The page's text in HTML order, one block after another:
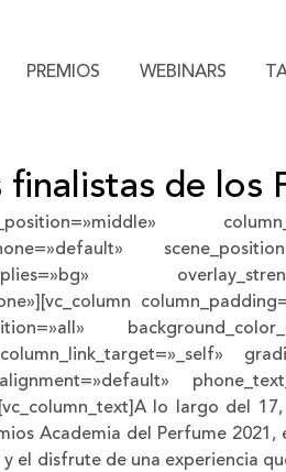
PREMIOS WEBINARS
de los
lo largo del
Academia del Perfume
disfrute de una experiencia